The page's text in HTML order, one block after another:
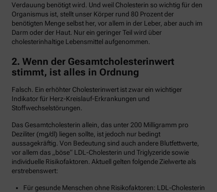
Verdauung benötigt wird. Und weil Cholesterin so wichtig für den
Organismus ist, stellt unser Körper rund 80 Prozent der
benötigten Menge selbst her, vor allem in der Leber, aber auch im
Darm oder der Haut. Nur ein geringer Teil wird über
cholesterinhaltige Lebensmittel aufgenommen.
2. Wenn der Gesamtcholesterinwert
stimmt, ist alles in Ordnung
Falsch. Ein erhöhter Cholesterinwert ist zwar ein wichtiger
Indikator für Herz-Kreislauf-Erkrankungen und
Stoffwechselstörungen.
Das Gesamtcholesterin allein, das unter 200 Milligramm pro
Deziliter (mg/dl) liegen sollte, ist jedoch nur bedingt
aussagekräftig. Von Bedeutung sind auch andere Blutfettwerte,
vor allem das „böse“ LDL-Cholesterin und Triglyzeride sowie
individuelle Risikofaktoren. Aktuell gelten folgende Zielwerte als
erstrebenswert:
Für gesunde Menschen ohne Risikofaktoren: LDL-Cholesterin